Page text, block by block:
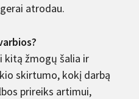
atrodau.
kitą žmogų šalia ir
skirtumo, kokį darbą
prireiks artimui,